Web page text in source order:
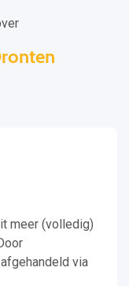
meer (volledig)
via